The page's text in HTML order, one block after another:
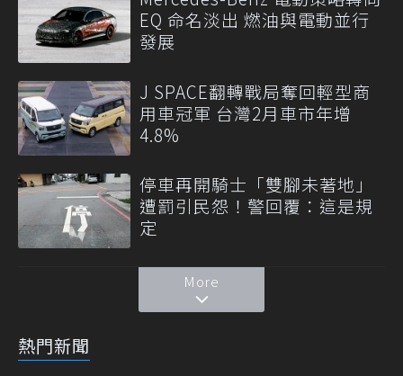
EQ 命名淡出 燃油與電動並行
發展
J SPACE翻轉戰局奪回輕型商
用車冠軍 台灣2月車市年增
4.8%
停車再開騎士「雙腳未著地」
遭罰引民怨！警回覆：這是規
定
More
熱門新聞